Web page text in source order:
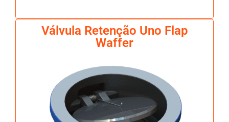
Válvula Retenção Uno Flap
Waffer